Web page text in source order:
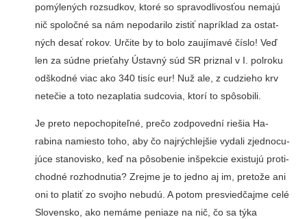
pomýlených rozsudkov, ktoré so spravodlivosťou nemajú
nič spoločné sa nám nepoda­rilo zistiť napríklad za ostat­
ných desať rokov. Určite by to bolo zaujímavé číslo! Veď
len za súdne prieťahy Ústav­ný súd SR priznal v I. polroku
odškodné viac ako 340 tisíc eur! Nuž ale, z cudzieho krv
netečie a toto nezaplatia sud­covia, ktorí to spôsobili.
Je preto nepochopiteľné, prečo zodpovední riešia Ha­
rabina namiesto toho, aby čo najrýchlejšie vydali zjednocu­
júce stanovisko, keď na pôso­benie inšpekcie existujú proti­
chodné rozhodnutia? Zrejme je to jedno aj im, pretože ani
oni to platiť zo svojho nebu­dú. A potom presviedčajme celé
Slovensko, ako nemáme peniaze na nič, čo sa týka